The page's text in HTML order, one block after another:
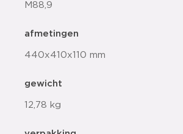
M88,9
afmetingen
440x410x110 mm
gewicht
12,78 kg